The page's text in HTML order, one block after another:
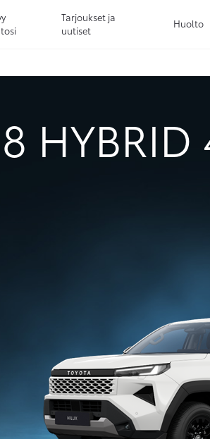
Tarjoukset ja
uutiset
Huolto
HYBRID